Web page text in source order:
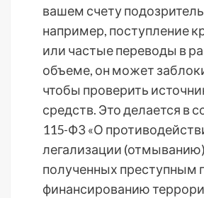
вашем счету
например, поступление
или частые переводы в
объеме, он может
чтобы проверить
средств. Это делается в
115-ФЗ «О
легализации
полученных преступным
финансированию